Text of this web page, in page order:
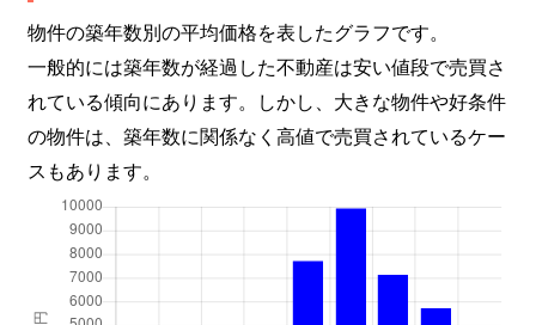
物件の築年数別の平均価格を表したグラフです。
一般的には築年数が経過した不動産は安い値段で売買さ
れている傾向にあります。しかし、大きな物件や好条件
の物件は、築年数に関係なく高値で売買されているケー
スもあります。